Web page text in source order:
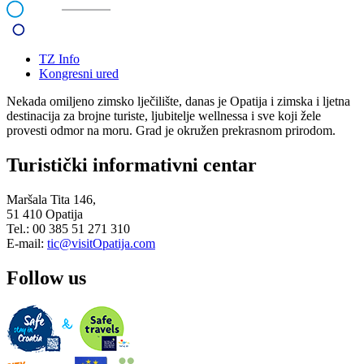
TZ Info
Kongresni ured
Nekada omiljeno zimsko lječilište, danas je Opatija i zimska i ljetna
destinacija za brojne turiste, ljubitelje wellnessa i sve koji žele
provesti odmor na moru. Grad je okružen prekrasnom prirodom.
Turistički informativni centar
Maršala Tita 146,
51 410 Opatija
Tel.: 00 385 51 271 310
E-mail: tic@visitOpatija.com
Follow us